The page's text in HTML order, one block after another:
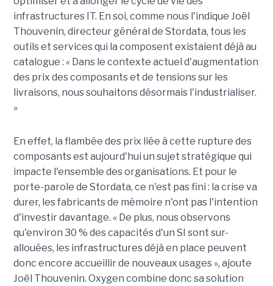
infrastructures IT. En soi, comme nous l'indique Joël
Thouvenin, directeur général de Stordata, tous les
outils et services qui la composent existaient déjà au
catalogue : « Dans le contexte actuel d'augmentation
des prix des composants et de tensions sur les
livraisons, nous souhaitons désormais l'industrialiser.
»
En effet, la flambée des prix liée à cette rupture des
composants est aujourd'hui un sujet stratégique qui
impacte l'ensemble des organisations. Et pour le
porte-parole de Stordata, ce n'est pas fini : la crise va
durer, les fabricants de mémoire n'ont pas l'intention
d'investir davantage. « De plus, nous observons
qu'environ 30 % des capacités d'un SI sont sur-
allouées, les infrastructures déjà en place peuvent
donc encore accueillir de nouveaux usages », ajoute
Joël Thouvenin. Oxygen combine donc sa solution